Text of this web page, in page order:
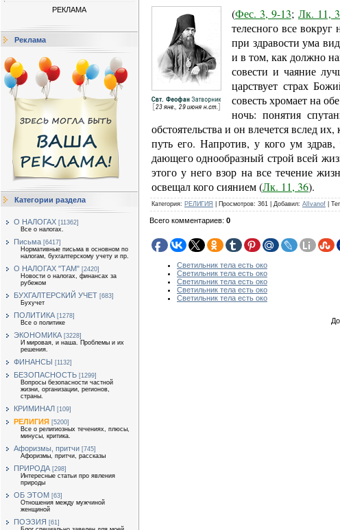
РЕКЛАМА
Реклама
Категории раздела
О НАЛОГАХ [11362]
Все о налогах.
Письма [6417]
Нормативные письма в основном по
налогам, бухгалтерскому учету и пр.
О НАЛОГАХ "ТАМ" [2420]
Новости о налогах, финансах за
рубежом
БУХГАЛТЕРСКИЙ УЧЕТ [683]
Бухучет
ПОЛИТИКА [1278]
Все о политике
ЭКОНОМИКА [3228]
И мировая, и наша. Проблемы и их
решения.
ФИНАНСЫ [1132]
БЕЗОПАСНОСТЬ [1299]
Вопросы безопасности частной
жизни, организации, регионов,
страны.
КРИМИНАЛ [109]
РЕЛИГИЯ [5200]
Все о религиозных течениях, плюсы,
минусы, критика.
Афоризмы, притчи [745]
Афоризмы, притчи, рассказы
ПРИРОДА [298]
Интересные статьи про явления
природы
ОБ ЭТОМ [63]
Отношения между мужчиной
женщиной
ПОЭЗИЯ [61]
(Фес. 3, 9-13; Лк. 11,
телесного все
при здравости ума
и в том, как должно
совести и чаяние
царствует страх
совесть хромает на
ночь: понятия
обстоятельства и он влечется вслед
путь его. Напротив, у кого ум здрав,
дающего однообразный строй всей
этого у него взор на все течение
освещал кого сиянием (Лк. 11, 36).
Категория: РЕЛИГИЯ Просмотров: 361 Добавил: AlIvanof
Всего комментариев: 0
Светильник тела есть око
Светильник тела есть око
Светильник тела есть око
Светильник тела есть око
Светильник тела есть око